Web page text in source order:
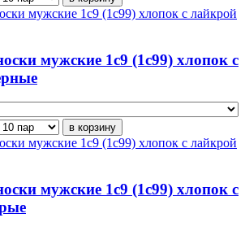
мужские 1с9 (1с99) хлопок с
мужские 1с9 (1с99) хлопок с